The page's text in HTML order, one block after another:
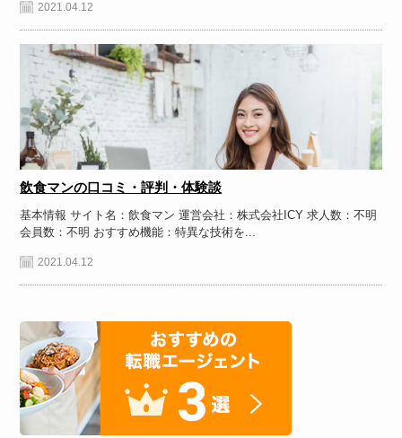
2021.04.12
飲食マンの口コミ・評判・体験談
基本情報 サイト名：飲食マン 運営会社：株式会社ICY 求人数：不明
会員数：不明 おすすめ機能：特異な技術を...
2021.04.12